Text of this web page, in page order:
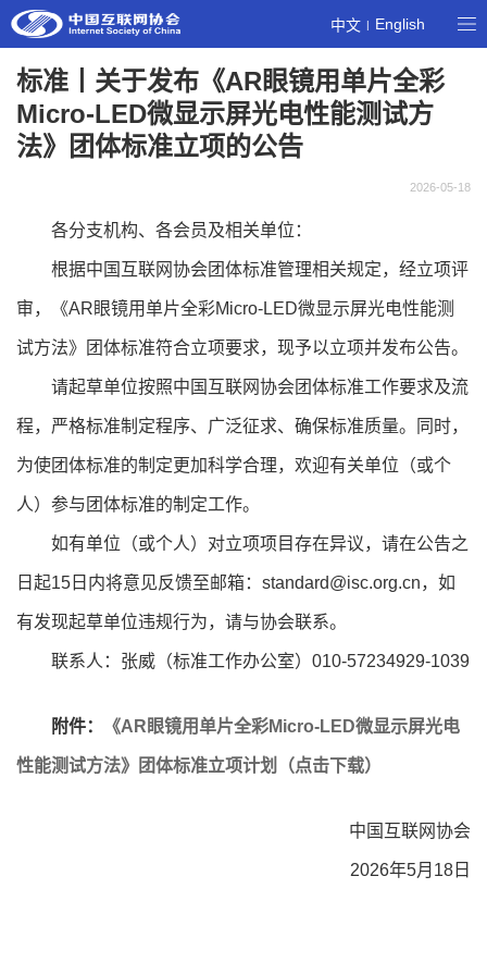
中文 | English
标准丨关于发布《AR眼镜用单片全彩
Micro-LED微显示屏光电性能测试方
法》团体标准立项的公告
2026-05-18
各分支机构、各会员及相关单位：
根据中国互联网协会团体标准管理相关规定，经立项评
审，《AR眼镜用单片全彩Micro-LED微显示屏光电性能测
试方法》团体标准符合立项要求，现予以立项并发布公告。
请起草单位按照中国互联网协会团体标准工作要求及流
程，严格标准制定程序、广泛征求、确保标准质量。同时，
为使团体标准的制定更加科学合理，欢迎有关单位（或个
人）参与团体标准的制定工作。
如有单位（或个人）对立项项目存在异议，请在公告之
日起15日内将意见反馈至邮箱：standard@isc.org.cn，如
有发现起草单位违规行为，请与协会联系。
联系人：张威（标准工作办公室）010-57234929-1039
附件： 《AR眼镜用单片全彩Micro-LED微显示屏光电
性能测试方法》团体标准立项计划（点击下载）
中国互联网协会
2026年5月18日